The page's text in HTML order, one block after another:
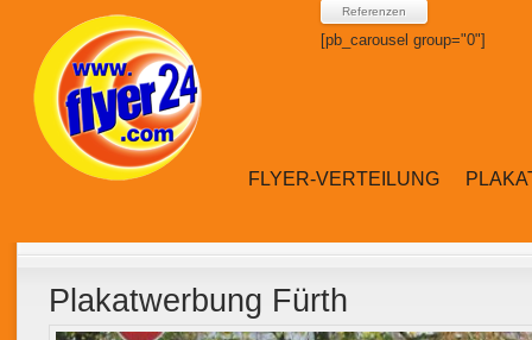
Referenzen
[pb_carousel group="0"]
FLYER-VERTEILUNG
Plakatwerbung Fürth